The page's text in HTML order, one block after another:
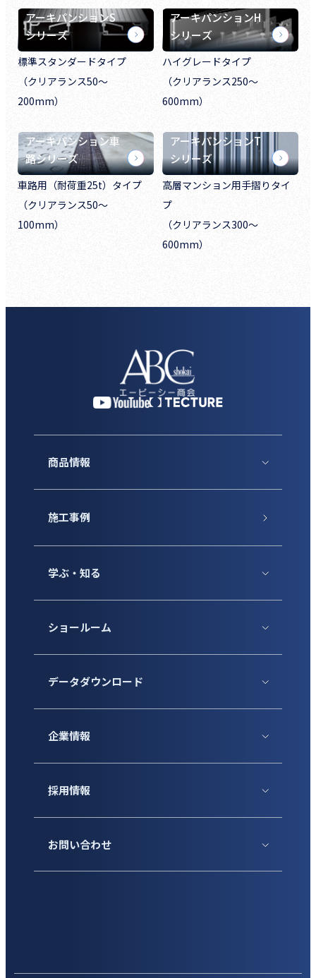
アーキパンションS
シリーズ
標準スタンダードタイプ
（クリアランス50～
200mm）
アーキパンションH
シリーズ
ハイグレードタイプ
（クリアランス250～
600mm）
アーキパンション車
路シリーズ
車路用（耐荷重25t）タイプ
（クリアランス50～
100mm）
アーキパンションT
シリーズ
高層マンション用手摺りタイ
プ
（クリアランス300～
600mm）
商品情報
施工事例
学ぶ・知る
ショールーム
データダウンロード
企業情報
採用情報
お問い合わせ